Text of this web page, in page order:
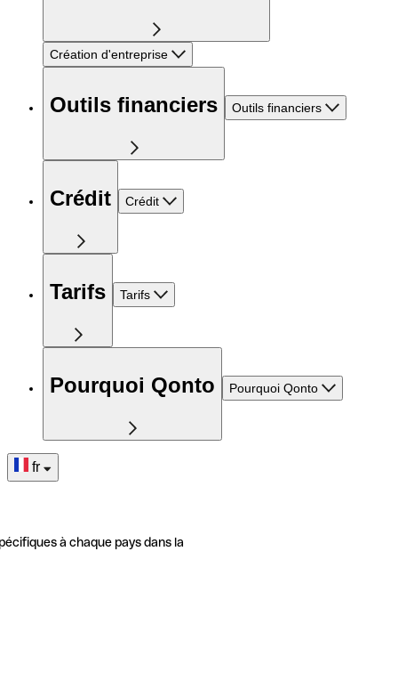
Création d'entreprise
Outils financiers Outils financiers
Crédit Crédit
Tarifs Tarifs
Pourquoi Qonto Pourquoi Qonto
fr
à chaque pays dans la